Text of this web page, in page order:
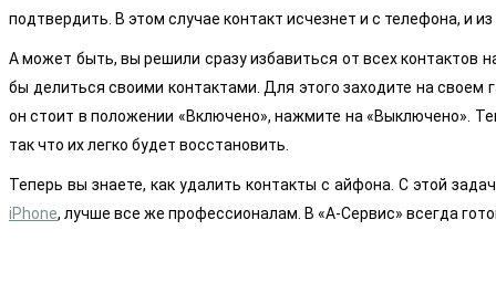
подтвердить. В этом случае контакт исчезнет и с телефона, и из
А может быть, вы решили сразу избавиться от всех контактов
бы делиться своими контактами. Для этого заходите на своем
он стоит в положении «Включено», нажмите на «Выключено».
так что их легко будет восстановить.
Теперь вы знаете, как удалить контакты с айфона. С этой
iPhone, лучше все же профессионалам. В «А-Сервис» всегда